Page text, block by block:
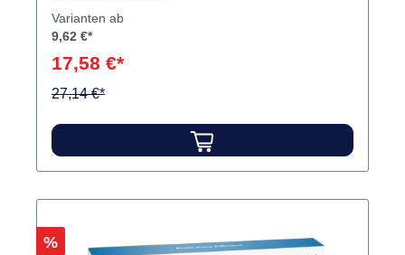
arbeiten.SterilSaugstarkFrei von
EinzelgrößenFest und doch flexibel zur
einfachen ApplikationTop color-Kodierung
verhindert die Verwechslung von
verschiedenen Größen Inhalt 144
Varianten ab
9,62 €*
17,58 €*
27,14 €*
Rabatt
%